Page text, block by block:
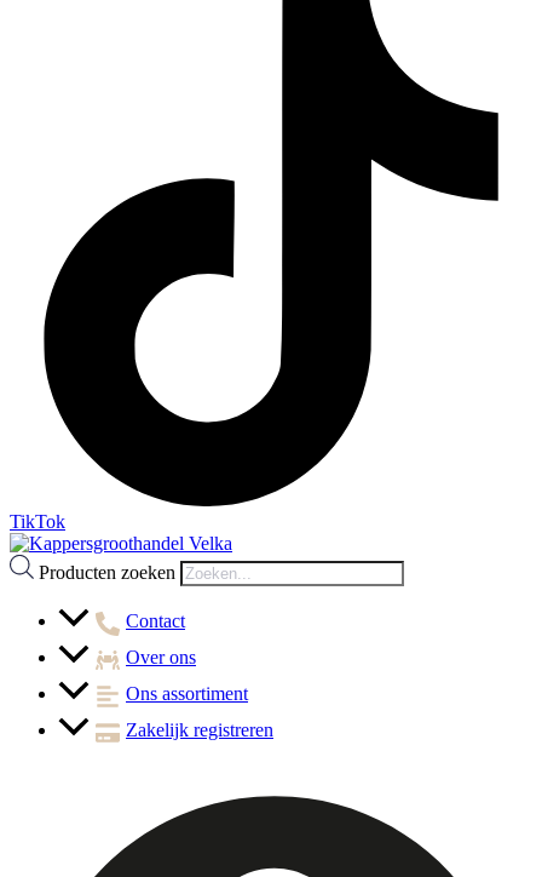
TikTok
Producten zoeken
Contact
Over ons
Ons assortiment
Zakelijk registreren